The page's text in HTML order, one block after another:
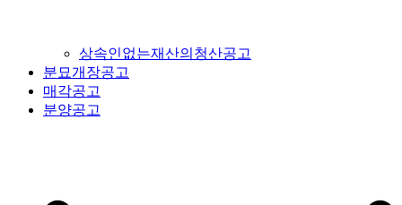
상속인없는재산의청산공고
분묘개장공고
매각공고
분양공고